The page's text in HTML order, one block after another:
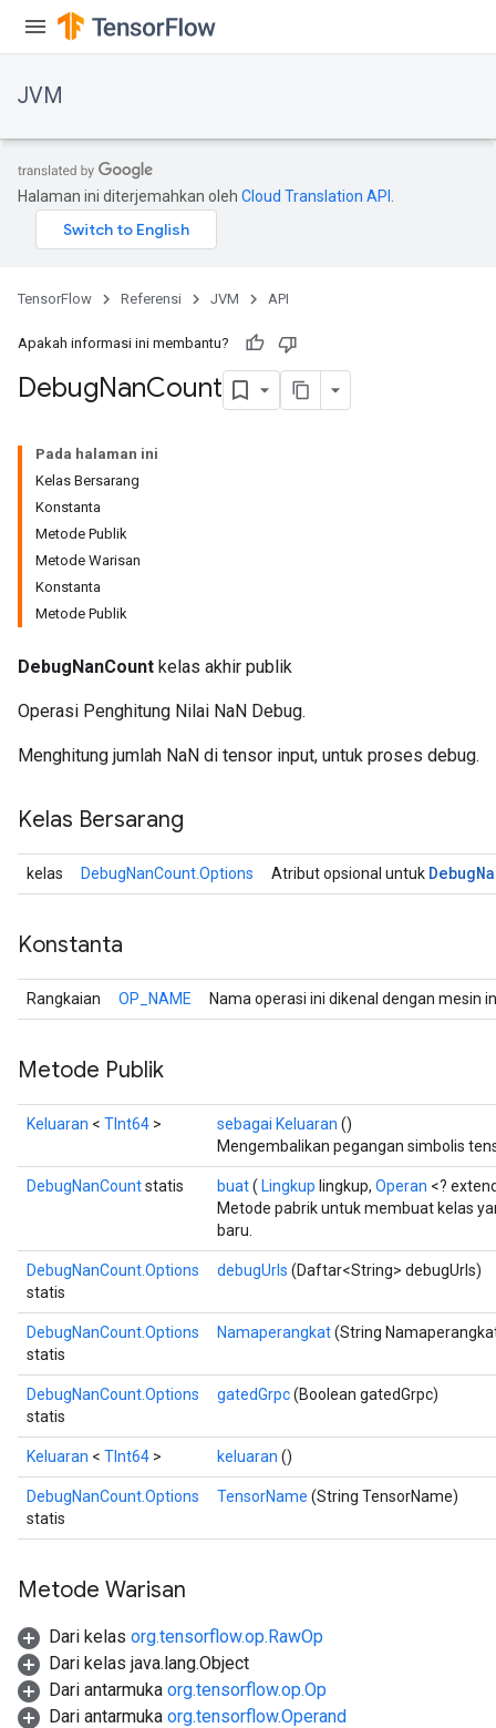
JVM
Halaman ini diterjemahkan oleh Cloud Translation API
TensorFlow Referensi JVM API
Apakah informasi ini membantu?
DebugNanCount
Pada halaman ini
Kelas Bersarang
Konstanta
Metode Publik
Metode Warisan
Konstanta
Metode Publik
DebugNanCount kelas akhir publik
Operasi Penghitung Nilai NaN Debug.
Menghitung jumlah NaN di tensor input, untuk proses debug.
Kelas Bersarang
kelas DebugNanCount.Options Atribut opsional untuk Debug
Konstanta
Rangkaian OP_NAME Nama operasi ini dikenal dengan mesin
Metode Publik
Keluaran < TInt64 > sebagai Keluaran ()
Mengembalikan pegangan simbolis
DebugNanCountstatis buat( Lingkup lingkup, Operan <?
Metode pabrik untuk membuat kelas
baru.
DebugNanCount.Options
statis
debugUrls (Daftar<String> debugUrls)
DebugNanCount.Options
statis
Namaperangkat(String
DebugNanCount.Options
statis
gatedGrpc(Boolean gatedGrpc)
Keluaran < TInt64 > keluaran ()
DebugNanCount.Options
statis
TensorName (String TensorName)
Metode Warisan
Dari kelas org.tensorflow.op.RawOp
Dari kelas java.lang.Object
Dari antarmuka org.tensorflow.op.Op
Dari antarmuka org.tensorflow.Operand